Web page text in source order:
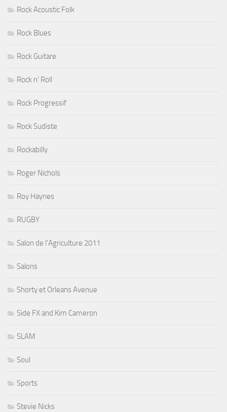
Rock Acoustic Folk
Rock Blues
Rock Guitare
Rock n' Roll
Rock Progressif
Rock Sudiste
Rockabilly
Roger Nichols
Roy Haynes
RUGBY
Salon de l'Agriculture 2011
Salons
Shorty et Orleans Avenue
Side FX and Kim Cameron
SLAM
Soul
Sports
Stevie Nicks